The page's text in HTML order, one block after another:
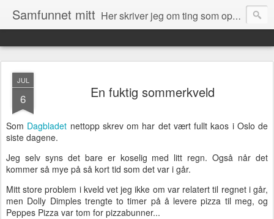
Samfunnet mitt Her skriver jeg om ting som opptar meg og ting som skjer rundt meg i samfunnet.
JUL
6 En fuktig sommerkveld
Som Dagbladet nettopp skrev om har det vært fullt kaos i Oslo de
siste dagene.
Jeg selv syns det bare er koselig med litt regn. Også når det
kommer så mye på så kort tid som det var i går.
Mitt store problem i kveld vet jeg ikke om var relatert til regnet i går,
men Dolly Dimples trengte to timer på å levere pizza til meg, og
Peppes Pizza var tom for pizzabunner...